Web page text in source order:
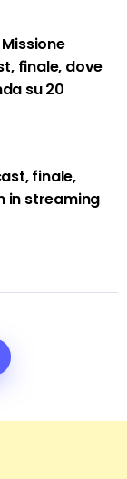
finale, dove
su 20
finale,
in streaming